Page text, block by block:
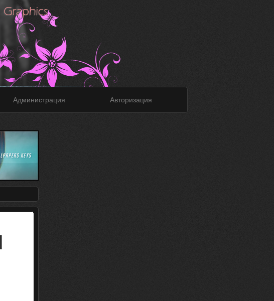
Администрация Авторизация